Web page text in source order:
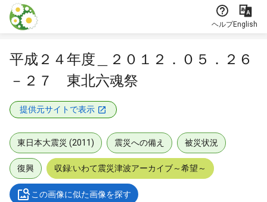
本文に飛ぶ
ヘルプEnglish
平成２４年度＿２０１２．０５．２６
－２７ 東北六魂祭
提供元サイトで表示
東日本大震災 (2011) 震災への備え 被災状況
復興 収録:いわて震災津波アーカイブ～希望～
この画像に似た画像を探す